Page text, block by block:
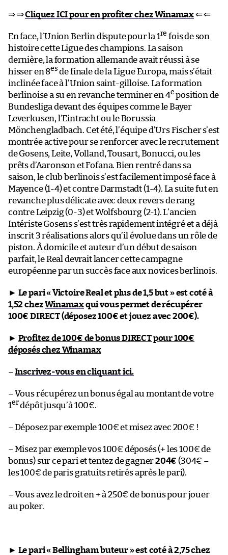
⇒ ⇒Cliquez ICI pour en profiter chez Winamax⇐ ⇐
En face, l’Union Berlin dispute pour la 1re fois de son
histoire cette Ligue des champions. La saison
dernière, la formation allemande avait réussi à se
hisser en 8es de finale de la Ligue Europa, mais s’était
inclinée face à l’Union saint-gilloise. La formation
berlinoise a su en revanche terminer en 4e position de
Bundesliga devant des équipes comme le Bayer
Leverkusen, l’Eintracht ou le Borussia
Mönchengladbach. Cet été, l’équipe d’Urs Fischer s’est
montrée active pour se renforcer avec le recrutement
de Gosens, Leite, Volland, Tousart, Bonucci, ou les
prêts d’Aaronson et Fofana. Bien rentré dans sa
saison, le club berlinois s’est facilement imposé face à
Mayence (1-4) et contre Darmstadt (1-4). La suite fut en
revanche plus délicate avec deux revers de rang
contre Leipzig (0-3) et Wolfsbourg (2-1). L’ancien
Intériste Gosens s’est très rapidement intégré et a déjà
inscrit 3 réalisations alors qu’il évolue dans un rôle de
piston. À domicile et auteur d’un début de saison
parfait, le Real devrait lancer cette campagne
européenne par un succès face aux novices berlinois.
► Le pari « Victoire Real et plus de 1,5 but » est coté à
1,52 chezWinamaxqui vous permet de récupérer
100€ DIRECT (déposez 100€ et jouez avec 200€).
► Profitez de 100€ de bonus DIRECT pour 100€
déposés chez Winamax
–Inscrivez-vous en cliquant ici.
– Vous récupérez un bonus égal au montant de votre
1erdépôt jusqu’à 100€.
– Déposez par exemple 100€ et misez avec 200€ !
– Misez par exemple vos 100€ déposés (+ les 100€ de
bonus) sur ce pari et tentez de gagner204€ (304€ –
les 100€ de paris gratuits retirés après le pari).
– Vous avez le droit en + à 250€ de bonus pour jouer
au poker.
► Le pari « Bellingham buteur » est coté à 2,75 chez